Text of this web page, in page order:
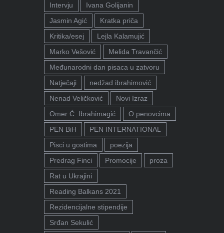
Intervju
Ivana Golijanin
Jasmin Agić
Kratka priča
Kritika/esej
Lejla Kalamujić
Marko Vešović
Melida Travančić
Međunarodni dan pisaca u zatvoru
Natječaji
nedžad ibrahimović
Nenad Veličković
Novi Izraz
Omer Ć. Ibrahimagić
O penovcima
PEN BiH
PEN INTERNATIONAL
Pisci u gostima
poezija
Predrag Finci
Promocije
proza
Rat u Ukrajini
Reading Balkans 2021
Rezidencijalne stipendije
Srđan Sekulić